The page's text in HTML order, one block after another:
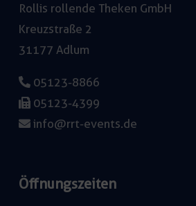
Rollis rollende Theken GmbH
Kreuzstraße 2
31177 Adlum
05123-8866
05123-4399
info@rrt-events.de
Öffnungszeiten